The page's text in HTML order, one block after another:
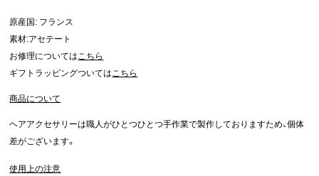
原産国: フランス
素材:アセテート
お修理についてはこちら
ギフトラッピングついてはこちら
商品について
ヘアアクセサリーは職人がひとつひとつ手作業で製作しておりますため、個体
差がございます。
使用上の注意